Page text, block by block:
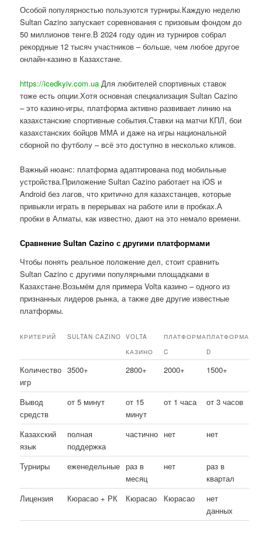
Особой популярностью пользуются турниры.Каждую неделю
Sultan Cazino запускает соревнования с призовым фондом до
50 миллионов тенге.В 2024 году один из турниров собрал
рекордные 12 тысяч участников – больше, чем любое другое
онлайн-казино в Казахстане.
https://icedkyiv.com.ua Для любителей спортивных ставок
тоже есть опции.Хотя основная специализация Sultan Cazino
– это казино-игры, платформа активно развивает линию на
казахстанские спортивные события.Ставки на матчи КПЛ, бои
казахстанских бойцов ММА и даже на игры национальной
сборной по футболу – всё это доступно в несколько кликов.
Важный нюанс: платформа адаптирована под мобильные
устройства.Приложение Sultan Cazino работает на iOS и
Android без лагов, что критично для казахстанцев, которые
привыкли играть в перерывах на работе или в пробках.А
пробки в Алматы, как известно, дают на это немало времени.
Сравнение Sultan Cazino с другими платформами
Чтобы понять реальное положение дел, стоит сравнить
Sultan Cazino с другими популярными площадками в
Казахстане.Возьмём для примера Volta казино – одного из
признанных лидеров рынка, а также две другие известные
платформы.
КРИТЕРИЙ SULTAN CAZINO
VOLTA
КАЗИНО
ПЛАТФОРМА
C
ПЛАТФОРМА
D
Количество
игр
3500+ 2800+ 2000+ 1500+
Вывод
средств
от 5 минут
от 15
минут
от 1 часа от 3 часов
Казахский
язык
полная
поддержка
частично нет нет
Турниры еженедельные раз в
месяц
нет
раз в
квартал
Лицензия
Кюрасао + РК Кюрасао Кюрасао
нет
данных